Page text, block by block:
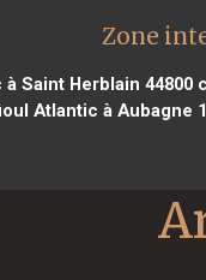
Zone
Saint Herblain 44800
Atlantic à Aubagne